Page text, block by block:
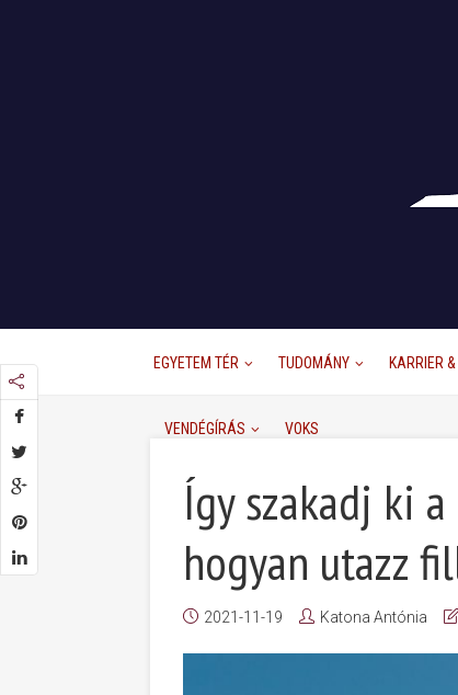
EGYETEM TÉR TUDOMÁNY KARRIER
VENDÉGÍRÁS VOKS
Így szakadj ki
hogyan utazz
2021-11-19 Katona Antónia